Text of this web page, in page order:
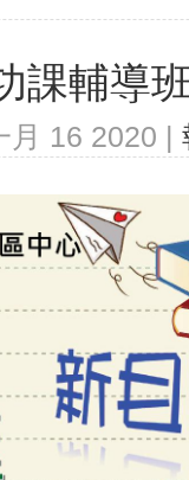
課輔導
月 16 2020 |